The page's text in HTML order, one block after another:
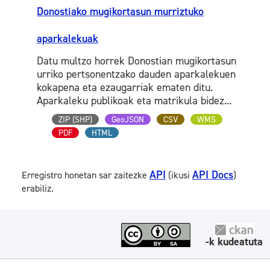
Donostiako mugikortasun murriztuko
aparkalekuak
Datu multzo horrek Donostian mugikortasun
urriko pertsonentzako dauden aparkalekuen
kokapena eta ezaugarriak ematen ditu.
Aparkaleku publikoak eta matrikula bidez...
ZIP (SHP) GeoJSON CSV
WMS
PDF
HTML
Erregistro honetan sar zaitezke API (ikusi API Docs)
erabiliz.
-k kudeatuta